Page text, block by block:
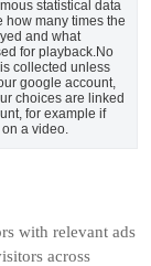
statistical data
how many times the
and what
for playback.No
collected unless
google account,
choices are linked
for example if
on a video.
with relevant ads
across